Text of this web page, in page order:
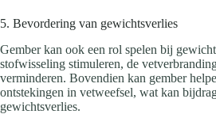
5. Bevordering van gewichtsverlies
Gember kan ook een rol spelen bij
stofwisseling stimuleren, de
verminderen. Bovendien kan gember
ontstekingen in vetweefsel, wat kan
gewichtsverlies.